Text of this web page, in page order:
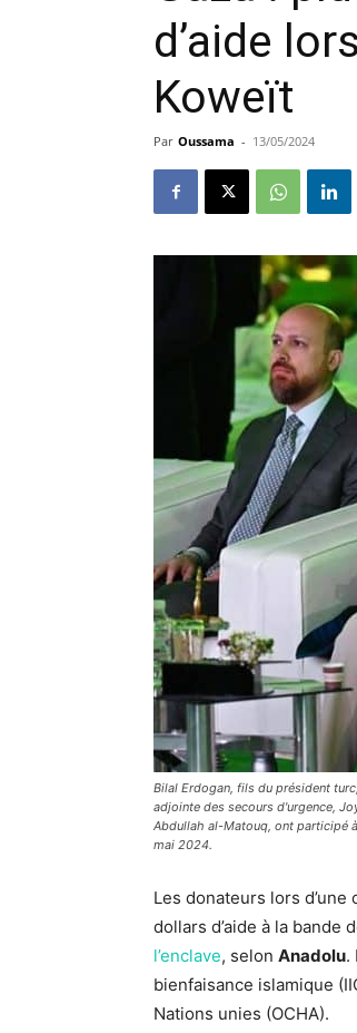
d’aide
Koweït
Par Oussama - 13/05/2024
Bilal Erdogan, fils du président
adjointe des secours d'urgence,
Abdullah al-Matouq, ont participé
mai 2024.
Les donateurs lors
dollars d’aide à la bande
l’enclave, selon Anadolu.
bienfaisance islamique
Nations unies (OCHA).